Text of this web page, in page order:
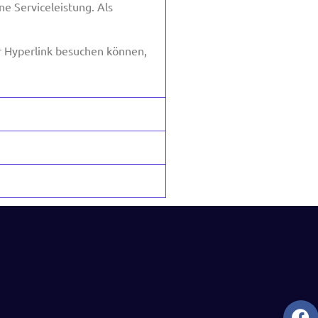
Serviceleistung. Als
besuchen können,